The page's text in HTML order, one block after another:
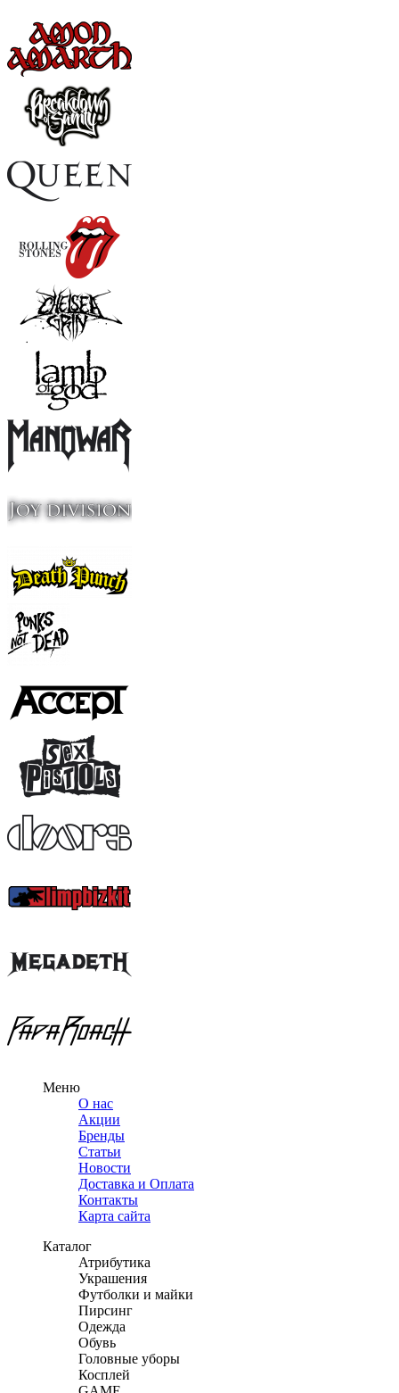
Меню
О нас
Акции
Бренды
Статьи
Новости
Доставка и Оплата
Контакты
Карта сайта
Каталог
Атрибутика
Украшения
Футболки и майки
Пирсинг
Одежда
Обувь
Головные уборы
Косплей